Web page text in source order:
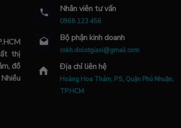
thị
đồ
Nhân viên tư vấn
0968 123 456
Bộ phận kinh doanh
cskh.dolotgiasi@gmail.com
Địa chỉ liên hệ
Hoàng Hoa Thám, P.5, Quận Phú Nhuận,
TP.HCM